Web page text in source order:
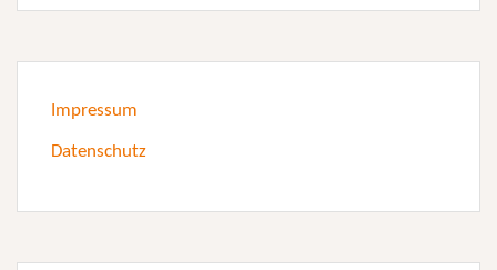
Impressum
Datenschutz